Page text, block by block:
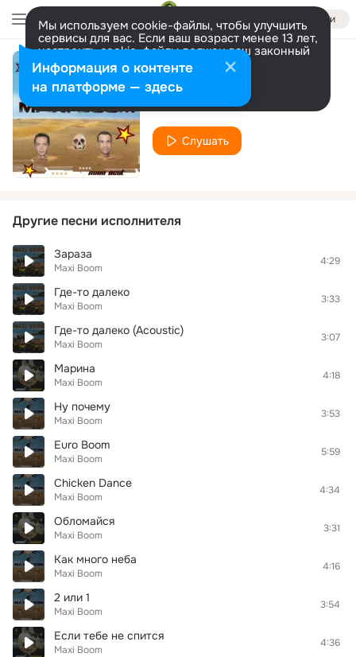
Войти
Мы используем cookie-файлы, чтобы улучшить
сервисы для вас. Если ваш возраст менее 13 лет,
настроить cookie-файлы должен ваш законный
представитель. Больше информации
Разрешить все Настроить
Пацанка
Maxi Boom
Слушать
Другие песни исполнителя
Зараза
Maxi Boom
4:29
Где-то далеко
Maxi Boom
3:33
Где-то далеко (Acoustic)
Maxi Boom
3:07
Марина
Maxi Boom
4:18
Ну почему
Maxi Boom
3:53
Euro Boom
Maxi Boom
5:59
Chicken Dance
Maxi Boom
4:34
Обломайся
Maxi Boom
3:31
Как много неба
Maxi Boom
4:16
2 или 1
Maxi Boom
3:54
Если тебе не спится
Maxi Boom
4:36
Информация о контенте
на платформе — здесь